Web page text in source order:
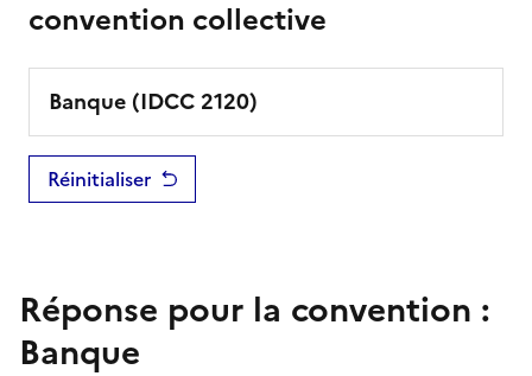
convention collective
Banque (IDCC 2120)
Réinitialiser
Réponse pour la convention :
Banque